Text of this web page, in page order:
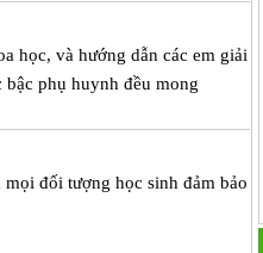
học, và hướng dẫn các em giải
bậc phụ huynh đều mong
đối tượng học sinh đảm bảo